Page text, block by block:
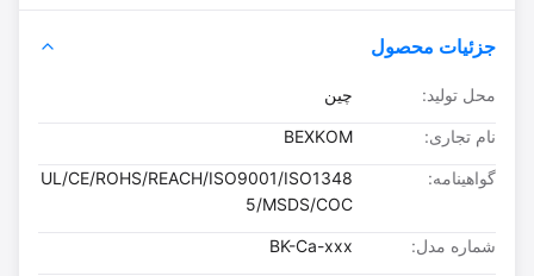
جزئیات محصول
محل تولید:
نام تجاری: BEXKOM
گواهینامه:
UL/CE/ROHS/REACH/ISO9001/ISO1348
5/MSDS/COC
شماره مدل: BK-Ca-xxx